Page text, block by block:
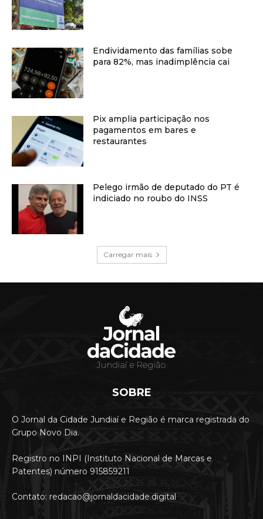
Endividamento das famílias sobe
para 82%, mas inadimplência cai
Pix amplia participação nos
pagamentos em bares e
restaurantes
Pelego irmão de deputado do PT é
indiciado no roubo do INSS
Carregar mais
SOBRE
O Jornal da Cidade Jundiaí e Região é marca registrada do
Grupo Novo Dia.
Registro no INPI (Instituto Nacional de Marcas e
Patentes) número 915859211
Contato: redacao@jornaldacidade.digital